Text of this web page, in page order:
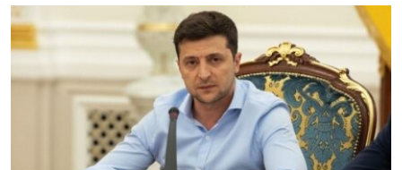
СОВЕТЫ ПРАВОЗАЩИТНИКОВ
ПРОПАВШИЕ БЕЗ ВЕСТИ
ПОБЕДИТЕЛЕЙ НЕ СУДЯТ?
КРЫМ.НЕПОКОРЕННЫЙ
Українською
ПРИСОЕДИНЯЙТЕСЬ!